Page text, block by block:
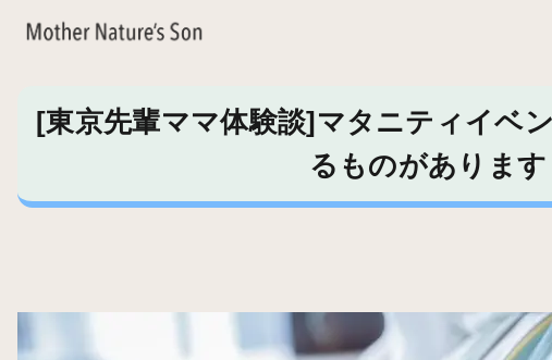
[東京先輩ママ体験談]マタニティイベ
るものがあります